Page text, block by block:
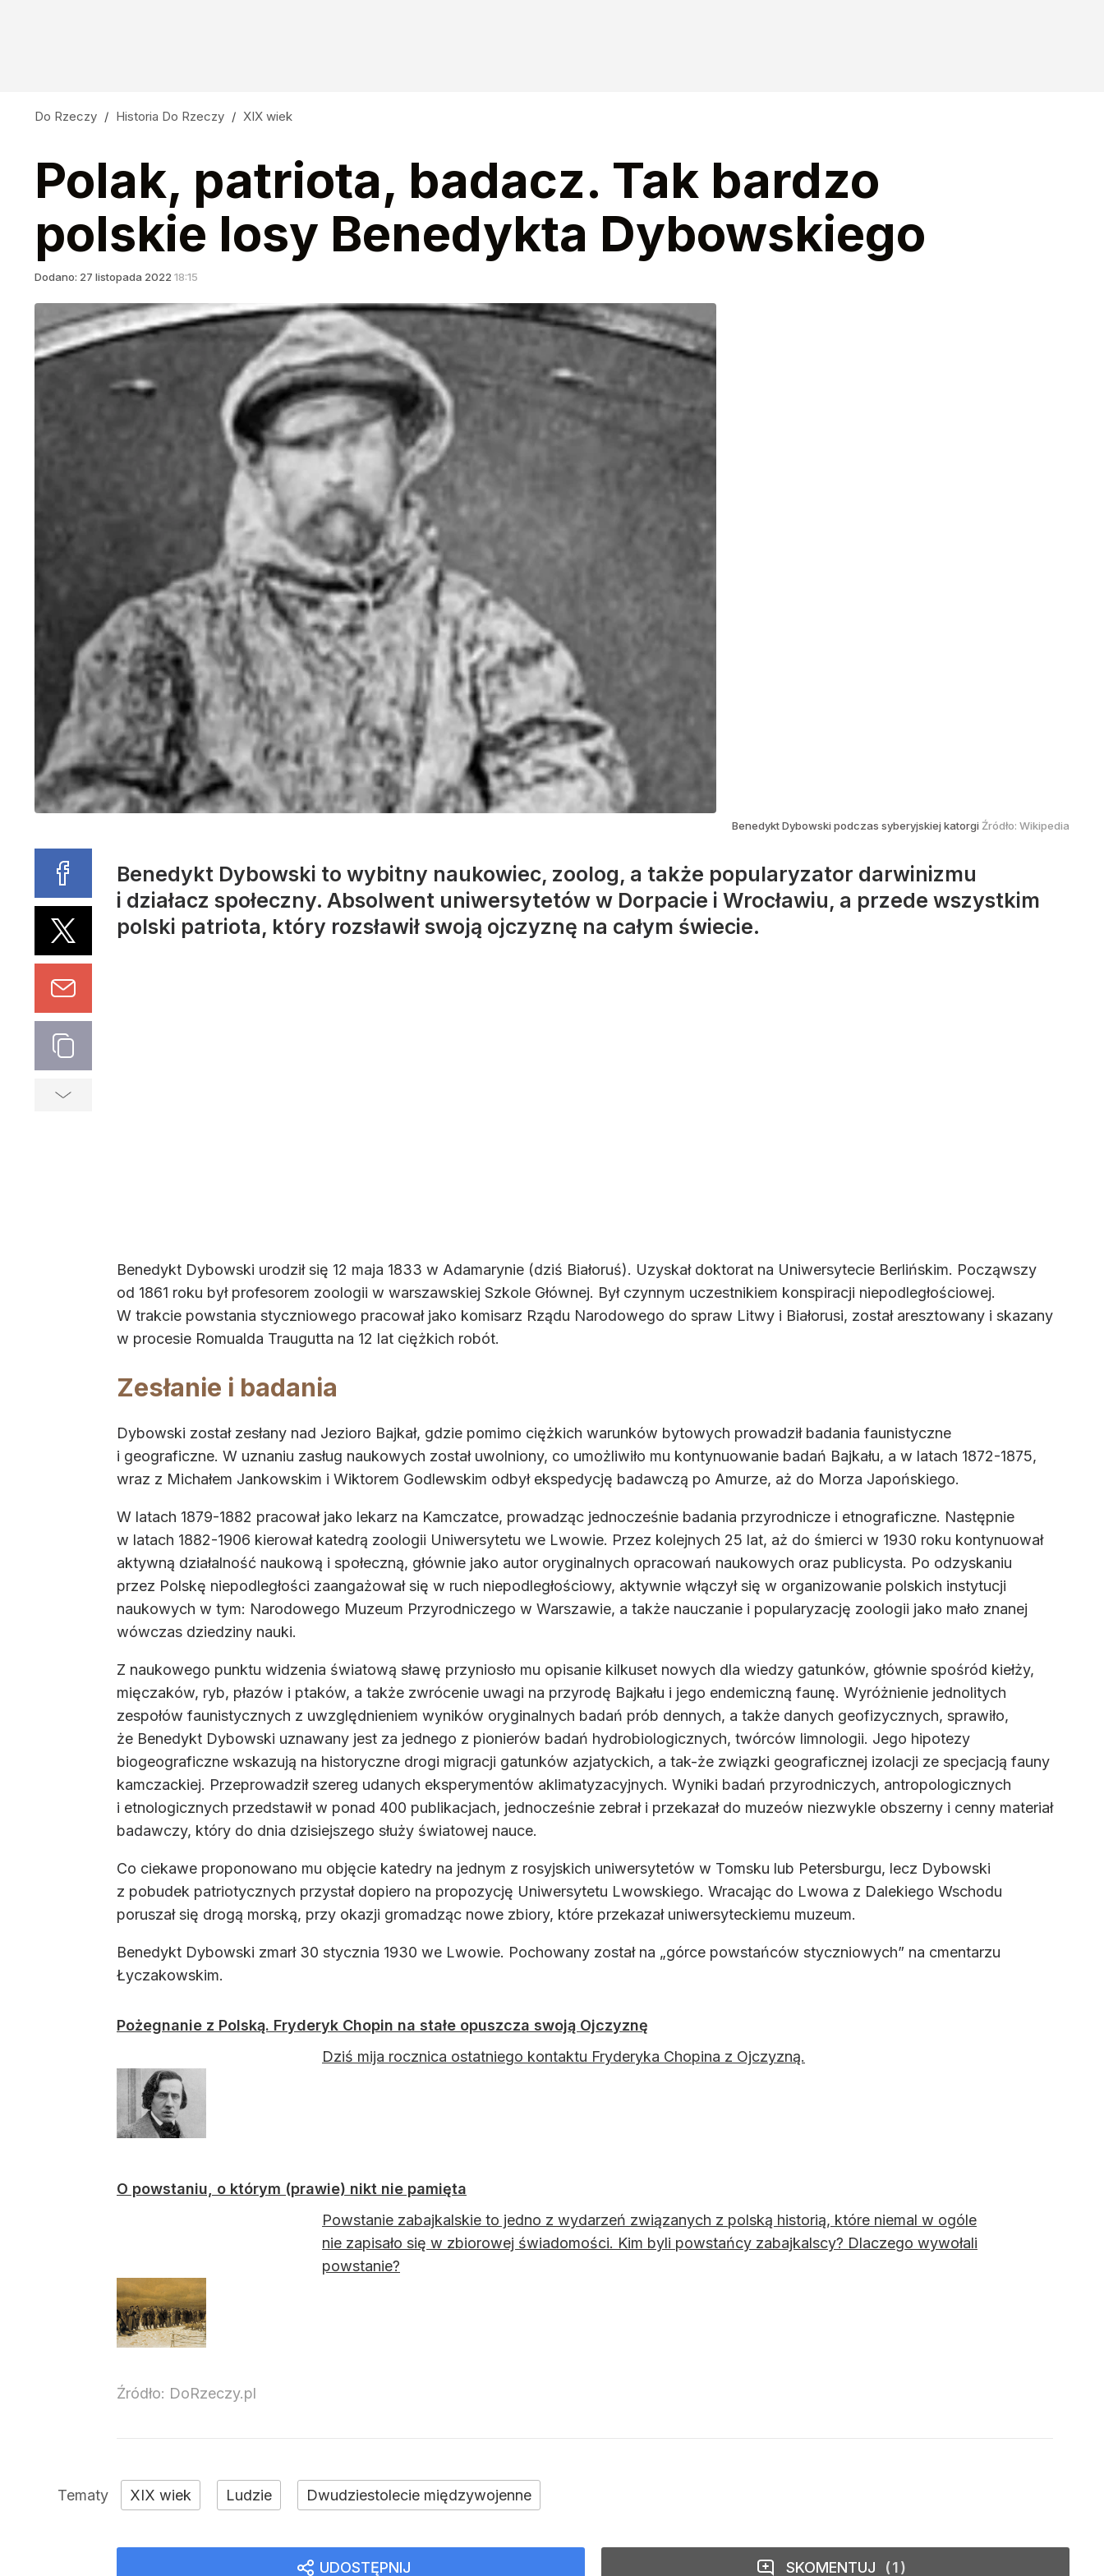
Do Rzeczy / Historia Do Rzeczy / XIX wiek
Polak, patriota, badacz. Tak bardzo
polskie losy Benedykta Dybowskiego
Dodano: 27 listopada 2022 18:15
Benedykt Dybowski podczas syberyjskiej katorgi Źródło: Wikipedia
Benedykt Dybowski to wybitny naukowiec, zoolog, a także popularyzator darwinizmu
i działacz społeczny. Absolwent uniwersytetów w Dorpacie i Wrocławiu, a przede wszystkim
polski patriota, który rozsławił swoją ojczyznę na całym świecie.
Benedykt Dybowski urodził się 12 maja 1833 w Adamarynie (dziś Białoruś). Uzyskał doktorat na Uniwersytecie Berlińskim. Począwszy
od 1861 roku był profesorem zoologii w warszawskiej Szkole Głównej. Był czynnym uczestnikiem konspiracji niepodległościowej.
W trakcie powstania styczniowego pracował jako komisarz Rządu Narodowego do spraw Litwy i Białorusi, został aresztowany i skazany
w procesie Romualda Traugutta na 12 lat ciężkich robót.
Zesłanie i badania
Dybowski został zesłany nad Jezioro Bajkał, gdzie pomimo ciężkich warunków bytowych prowadził badania faunistyczne
i geograficzne. W uznaniu zasług naukowych został uwolniony, co umożliwiło mu kontynuowanie badań Bajkału, a w latach 1872-1875,
wraz z Michałem Jankowskim i Wiktorem Godlewskim odbył ekspedycję badawczą po Amurze, aż do Morza Japońskiego.
W latach 1879-1882 pracował jako lekarz na Kamczatce, prowadząc jednocześnie badania przyrodnicze i etnograficzne. Następnie
w latach 1882-1906 kierował katedrą zoologii Uniwersytetu we Lwowie. Przez kolejnych 25 lat, aż do śmierci w 1930 roku kontynuował
aktywną działalność naukową i społeczną, głównie jako autor oryginalnych opracowań naukowych oraz publicysta. Po odzyskaniu
przez Polskę niepodległości zaangażował się w ruch niepodległościowy, aktywnie włączył się w organizowanie polskich instytucji
naukowych w tym: Narodowego Muzeum Przyrodniczego w Warszawie, a także nauczanie i popularyzację zoologii jako mało znanej
wówczas dziedziny nauki.
Z naukowego punktu widzenia światową sławę przyniosło mu opisanie kilkuset nowych dla wiedzy gatunków, głównie spośród kiełży,
mięczaków, ryb, płazów i ptaków, a także zwrócenie uwagi na przyrodę Bajkału i jego endemiczną faunę. Wyróżnienie jednolitych
zespołów faunistycznych z uwzględnieniem wyników oryginalnych badań prób dennych, a także danych geofizycznych, sprawiło,
że Benedykt Dybowski uznawany jest za jednego z pionierów badań hydrobiologicznych, twórców limnologii. Jego hipotezy
biogeograficzne wskazują na historyczne drogi migracji gatunków azjatyckich, a tak-że związki geograficznej izolacji ze specjacją fauny
kamczackiej. Przeprowadził szereg udanych eksperymentów aklimatyzacyjnych. Wyniki badań przyrodniczych, antropologicznych
i etnologicznych przedstawił w ponad 400 publikacjach, jednocześnie zebrał i przekazał do muzeów niezwykle obszerny i cenny materiał
badawczy, który do dnia dzisiejszego służy światowej nauce.
Co ciekawe proponowano mu objęcie katedry na jednym z rosyjskich uniwersytetów w Tomsku lub Petersburgu, lecz Dybowski
z pobudek patriotycznych przystał dopiero na propozycję Uniwersytetu Lwowskiego. Wracając do Lwowa z Dalekiego Wschodu
poruszał się drogą morską, przy okazji gromadząc nowe zbiory, które przekazał uniwersyteckiemu muzeum.
Benedykt Dybowski zmarł 30 stycznia 1930 we Lwowie. Pochowany został na „górce powstańców styczniowych” na cmentarzu
Łyczakowskim.
Pożegnanie z Polską. Fryderyk Chopin na stałe opuszcza swoją Ojczyznę
Dziś mija rocznica ostatniego kontaktu Fryderyka Chopina z Ojczyzną.
O powstaniu, o którym (prawie) nikt nie pamięta
Powstanie zabajkalskie to jedno z wydarzeń związanych z polską historią, które niemal w ogóle
nie zapisało się w zbiorowej świadomości. Kim byli powstańcy zabajkalscy? Dlaczego wywołali
powstanie?
Źródło: DoRzeczy.pl
XIX wiek Ludzie Dwudziestolecie międzywojenne
UDOSTĘPNIJ SKOMENTUJ 1